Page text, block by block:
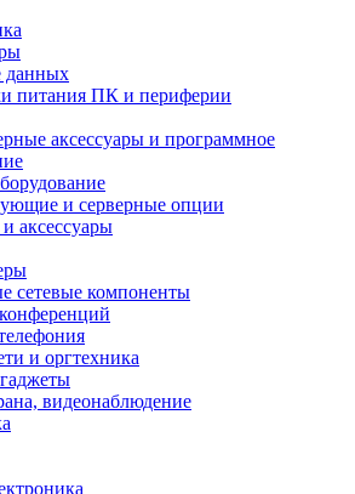
данных
питания ПК и периферии
аксессуары и программное
и серверные опции
аксессуары
сетевые компоненты
и оргтехника
видеонаблюдение